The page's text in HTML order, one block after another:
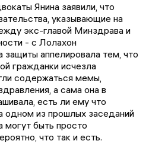
Янина заявили, что
указывающие на
экс-главой Минздрава и
- с Лолахон
аппелировала тем, что
гражданки исчезла
содержаться мемы,
а сама она в
есть ли ему что
одном из прошлых заседаний
могут быть просто
что так и есть.